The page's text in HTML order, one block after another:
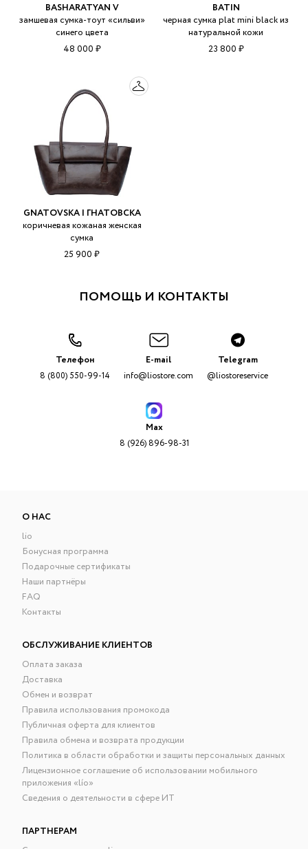
BASHARATYAN V
замшевая сумка-тоут «сильви»
синего цвета
48 000 ₽
BATIN
черная сумка plat mini black из
натуральной кожи
23 800 ₽
GNATOVSKA | ГНАТОВСКА
коричневая кожаная женская
сумка
25 900 ₽
ПОМОЩЬ И КОНТАКТЫ
Телефон
8 (800) 550-99-14
E-mail
info@liostore.com
Telegram
@liostoreservice
Max
8 (926) 896-98-31
О НАС
lio
Бонусная программа
Подарочные сертификаты
Наши партнёры
FAQ
Контакты
ОБСЛУЖИВАНИЕ КЛИЕНТОВ
Оплата заказа
Доставка
Обмен и возврат
Правила использования промокода
Публичная оферта для клиентов
Правила обмена и возврата продукции
Политика в области обработки и защиты персональных данных
Лицензионное соглашение об использовании мобильного
приложения «lío»
Сведения о деятельности в сфере ИТ
ПАРТНЕРАМ